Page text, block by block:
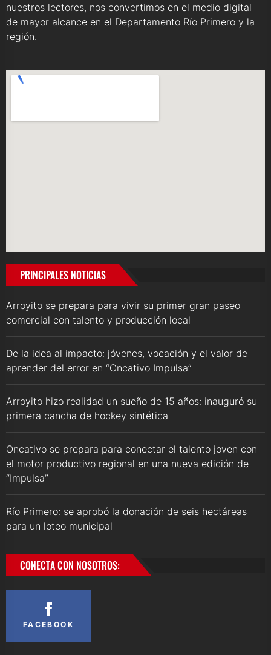
nuestros lectores, nos convertimos en el medio digital
de mayor alcance en el Departamento Río Primero y la
región.
PRINCIPALES NOTICIAS
Arroyito se prepara para vivir su primer gran paseo
comercial con talento y producción local
De la idea al impacto: jóvenes, vocación y el valor de
aprender del error en “Oncativo Impulsa”
Arroyito hizo realidad un sueño de 15 años: inauguró su
primera cancha de hockey sintética
Oncativo se prepara para conectar el talento joven con
el motor productivo regional en una nueva edición de
“Impulsa”
Río Primero: se aprobó la donación de seis hectáreas
para un loteo municipal
CONECTA CON NOSOTROS:
FACEBOOK